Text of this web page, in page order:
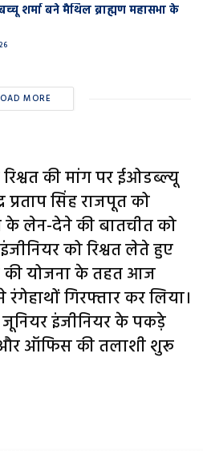
शर्मा बने मैथिल ब्राह्मण महासभा के
MORE
की मांग पर ईओडब्ल्यू
सिंह राजपूत को
के लेन-देने की बातचीत को
को रिश्वत लेते हुए
की योजना के तहत आज
गिरफ्तार कर लिया।
जूनियर इंजीनियर के पकड़े
ऑफिस की तलाशी शुरू